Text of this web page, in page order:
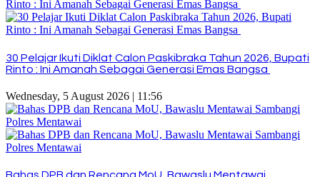
30 Pelajar Ikuti Diklat Calon Paskibraka Tahun 2026, Bupati
Rinto : Ini Amanah Sebagai Generasi Emas Bangsa
Wednesday, 5 August 2026 | 11:56